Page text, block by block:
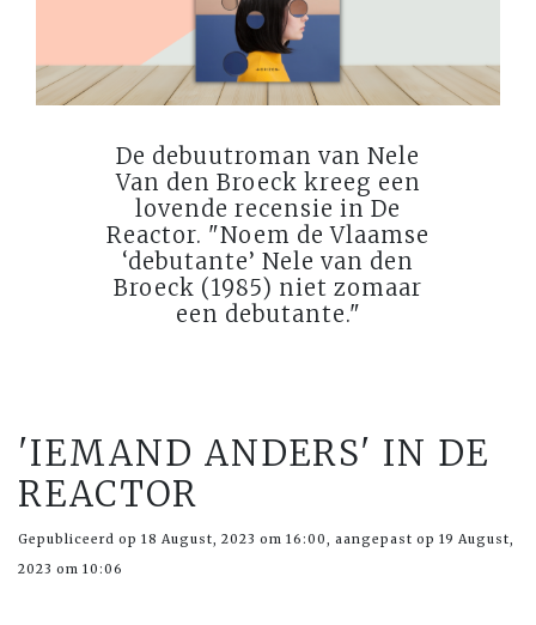
De debuutroman van Nele
Van den Broeck kreeg een
lovende recensie in De
Reactor. "Noem de Vlaamse
‘debutante’ Nele van den
Broeck (1985) niet zomaar
een debutante."
'IEMAND ANDERS' IN DE
REACTOR
Gepubliceerd op 18 August, 2023 om 16:00, aangepast op 19 August,
2023 om 10:06